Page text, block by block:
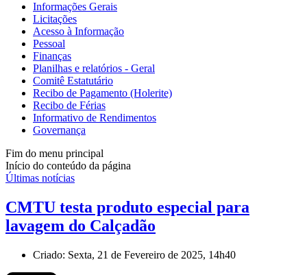
Informações Gerais
Licitações
Acesso à Informação
Pessoal
Finanças
Planilhas e relatórios - Geral
Comitê Estatutário
Recibo de Pagamento (Holerite)
Recibo de Férias
Informativo de Rendimentos
Governança
Fim do menu principal
Início do conteúdo da página
Últimas notícias
CMTU testa produto especial para
lavagem do Calçadão
Criado: Sexta, 21 de Fevereiro de 2025, 14h40